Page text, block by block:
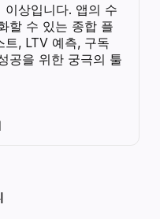
상입니다. 앱의 수
할 수 있는 종합 플
, LTV 예측, 구독
공을 위한 궁극의 툴